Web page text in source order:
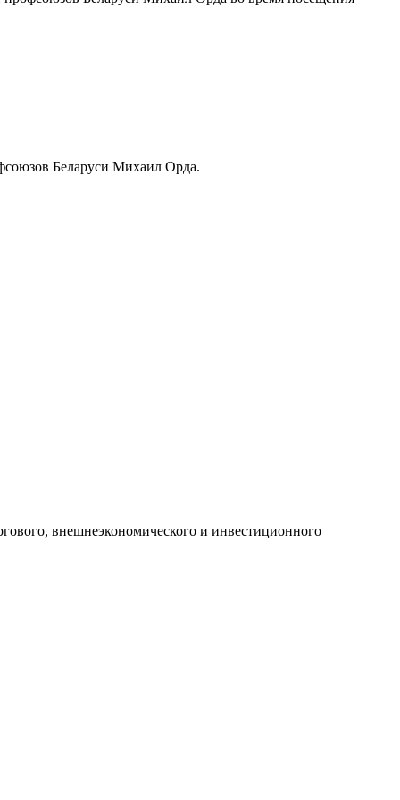
Беларуси Михаил Орда.
внешнеэкономического и инвестиционного